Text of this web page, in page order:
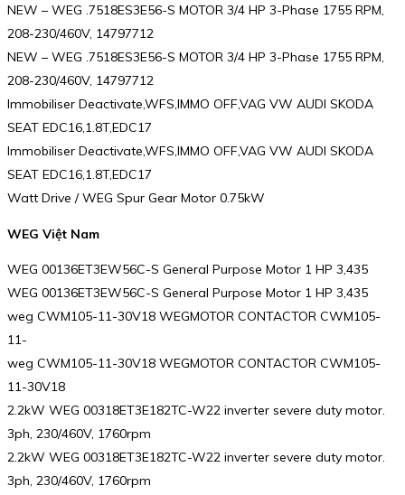
NEW – WEG .7518ES3E56-S MOTOR 3/4 HP 3-Phase 1755 RPM,
208-230/460V, 14797712
NEW – WEG .7518ES3E56-S MOTOR 3/4 HP 3-Phase 1755 RPM,
208-230/460V, 14797712
Immobiliser Deactivate,WFS,IMMO OFF,VAG VW AUDI SKODA
SEAT EDC16,1.8T,EDC17
Immobiliser Deactivate,WFS,IMMO OFF,VAG VW AUDI SKODA
SEAT EDC16,1.8T,EDC17
Watt Drive / WEG Spur Gear Motor 0.75kW
WEG Việt Nam
WEG 00136ET3EW56C-S General Purpose Motor 1 HP 3,435
WEG 00136ET3EW56C-S General Purpose Motor 1 HP 3,435
weg CWM105-11-30V18 WEGMOTOR CONTACTOR CWM105-
11-
weg CWM105-11-30V18 WEGMOTOR CONTACTOR CWM105-
11-30V18
2.2kW WEG 00318ET3E182TC-W22 inverter severe duty motor.
3ph, 230/460V, 1760rpm
2.2kW WEG 00318ET3E182TC-W22 inverter severe duty motor.
3ph, 230/460V, 1760rpm